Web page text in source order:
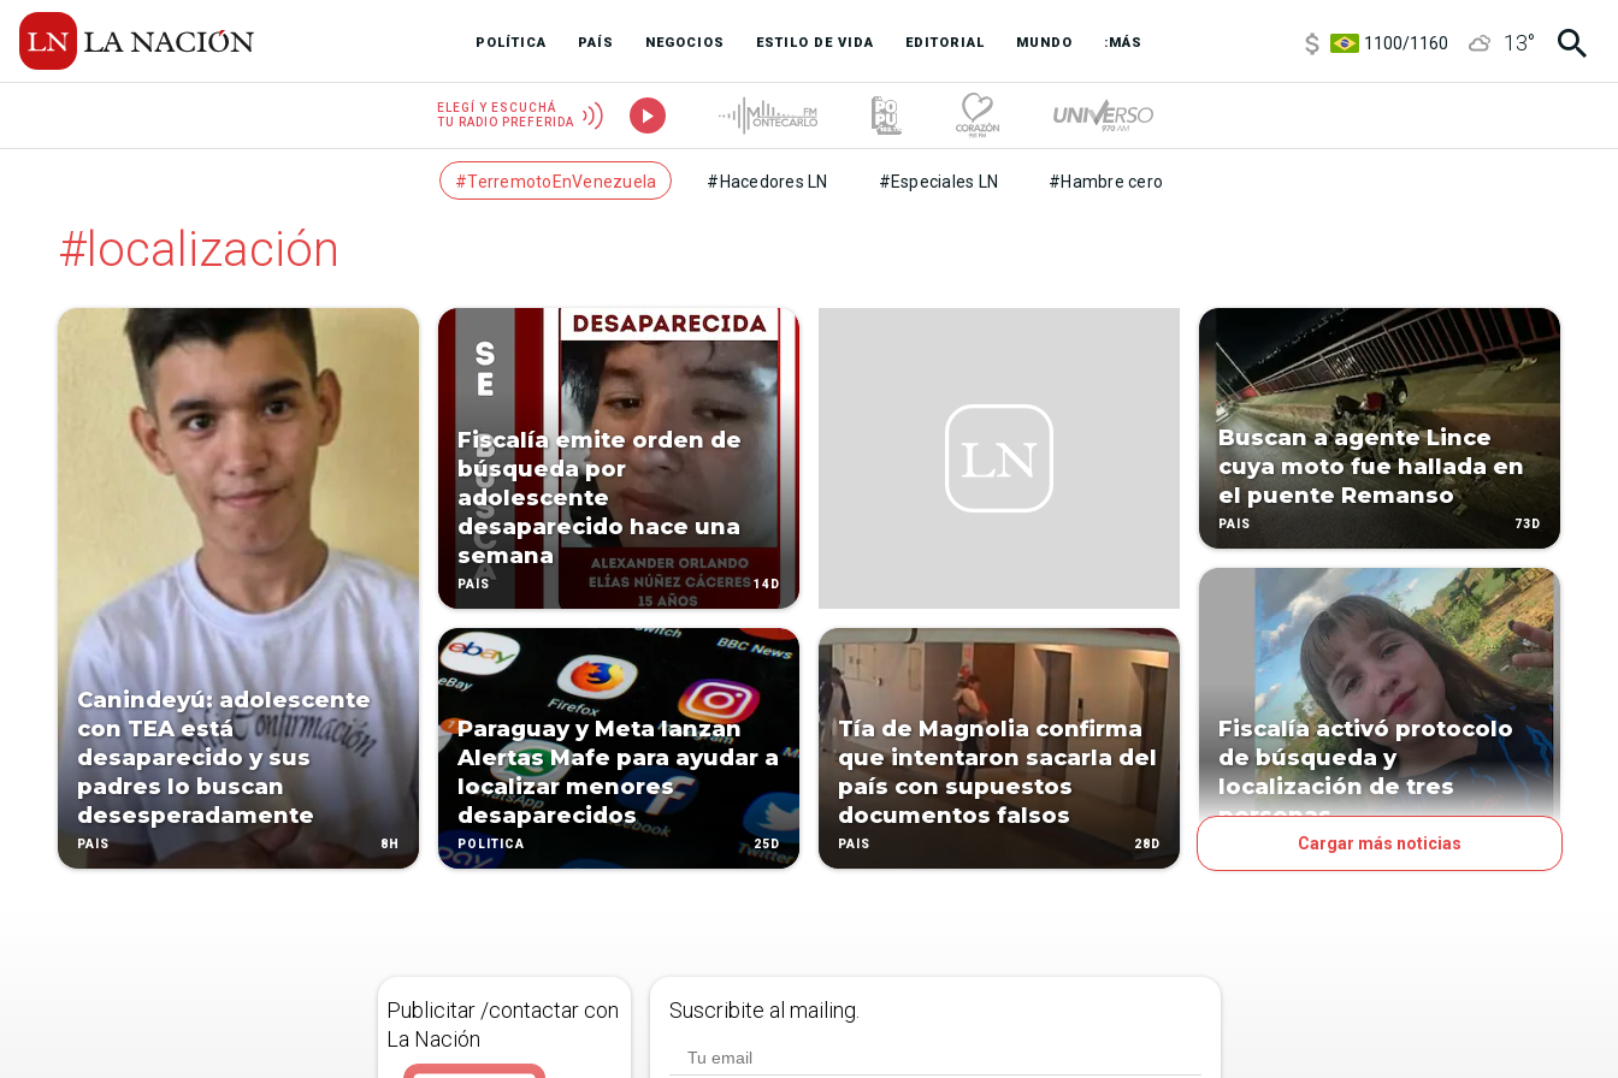
POLÍTICA PAÍS NEGOCIOS ESTILO DE VIDA EDITORIAL MUNDO :MÁS
1100/1160
13°
ELEGÍ Y ESCUCHÁ
TU RADIO PREFERIDA
#TerremotoEnVenezuela #Hacedores LN #Especiales LN #Hambre cero
#localización
Canindeyú: adolescente
con TEA está
desaparecido y sus
padres lo buscan
desesperadamente
PAÍS 8H
Fiscalía emite orden de
búsqueda por
adolescente
desaparecido hace una
semana
PAÍS 14D
Paraguay y Meta lanzan
Alertas Mafe para ayudar a
localizar menores
desaparecidos
POLÍTICA 25D
Tía de Magnolia confirma
que intentaron sacarla del
país con supuestos
documentos falsos
PAÍS 28D
Buscan a agente Lince
cuya moto fue hallada en
el puente Remanso
PAÍS 73D
Fiscalía activó protocolo
de búsqueda y
localización de tres
personas
JUDICIALESCargar más noticias
Publicitar /contactar con
La Nación
Suscribite al mailing.